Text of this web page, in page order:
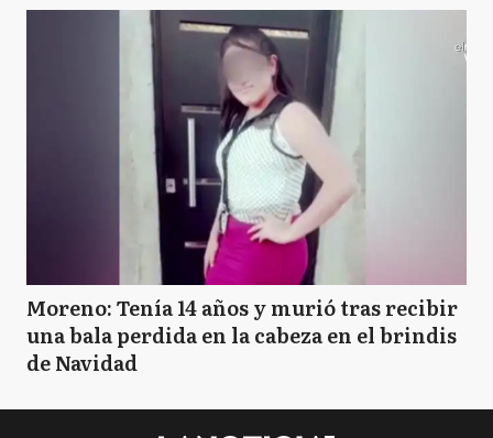
Moreno: Tenía 14 años y murió tras recibir
una bala perdida en la cabeza en el brindis
de Navidad